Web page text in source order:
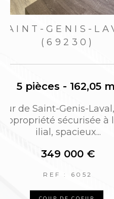
SAINTE
4 pièces -
Sainte-Foy-lès-
me et résidentiel, à
dités, bel
1 500
REF :